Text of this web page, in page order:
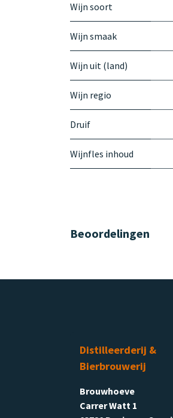
Wijn soort
Wijn smaak
Wijn uit (land)
Wijn regio
Druif
Wijnfles inhoud
Beoordelingen
Distilleerderij &
Bierbrouwerij
Brouwhoeve
Carrer Watt 1